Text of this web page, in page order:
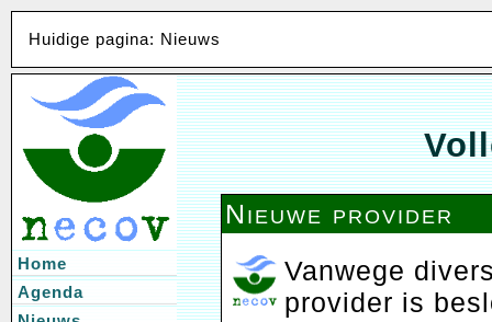
Huidige pagina: Nieuws
Nieuwe provider
Vanwege
provider is
Home
Agenda